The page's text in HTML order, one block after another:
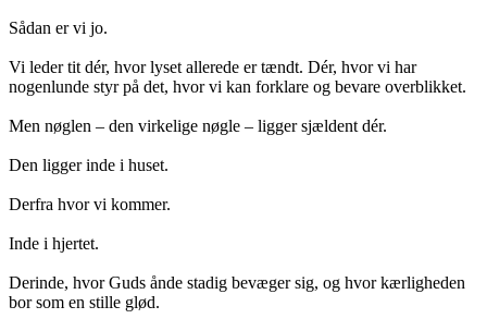
Sådan er vi jo.
Vi leder tit dér, hvor lyset allerede er tændt. Dér, hvor vi har
nogenlunde styr på det, hvor vi kan forklare og bevare overblikket.
Men nøglen – den virkelige nøgle – ligger sjældent dér.
Den ligger inde i huset.
Derfra hvor vi kommer.
Inde i hjertet.
Derinde, hvor Guds ånde stadig bevæger sig, og hvor kærligheden
bor som en stille glød.